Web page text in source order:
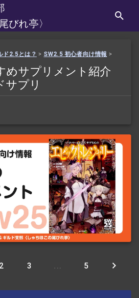
びれ亭〉
ド2.5とは？ > SW2.5 初心者向け情報 >
めサプリメント紹介
サプリ
2 3 ... 5